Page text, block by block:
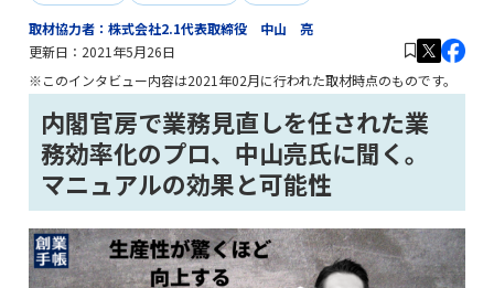
取材協力者：株式会社2.1代表取締役 中山 亮
更新日： 2021年5月26日
※このインタビュー内容は2021年02月に行われた取材時点のものです。
内閣官房で業務見直しを任された業
務効率化のプロ、中山亮氏に聞く。
マニュアルの効果と可能性